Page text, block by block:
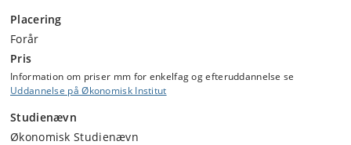
Placering
Forår
Pris
Information om priser mm for enkelfag og efteruddannelse se
Uddannelse på Økonomisk Institut
Studienævn
Økonomisk Studienævn